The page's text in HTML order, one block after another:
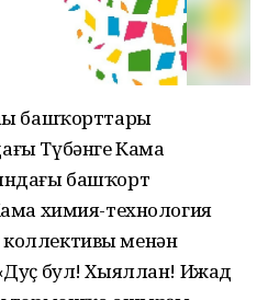
башҡорттары
Түбәнге Кама
башҡорт
химия-технология
менән
бул! Хыяллан! Ижад